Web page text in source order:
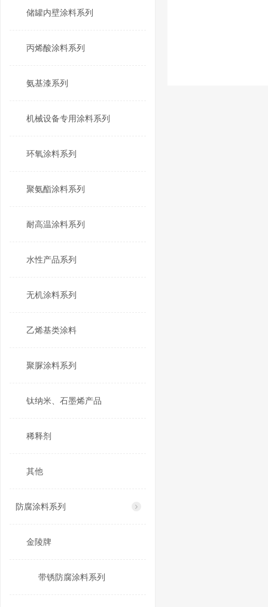
储罐内壁涂料系列
丙烯酸涂料系列
氨基漆系列
机械设备专用涂料系列
环氧涂料系列
聚氨酯涂料系列
耐高温涂料系列
水性产品系列
无机涂料系列
乙烯基类涂料
聚脲涂料系列
钛纳米、石墨烯产品
稀释剂
其他
防腐涂料系列
金陵牌
带锈防腐涂料系列